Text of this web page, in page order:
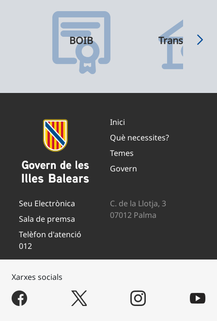
BOIB
Inici
Què necessites?
Temes
Govern
Seu Electrònica
Sala de premsa
Telèfon d'atenció
012
C. de la Llotja, 3
07012 Palma
Xarxes socials